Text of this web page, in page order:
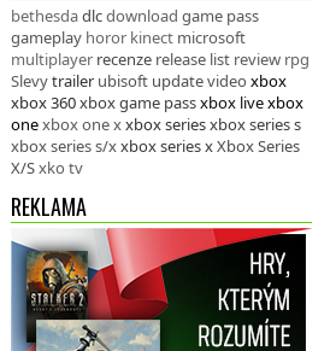
bethesdadlcdownload game pass
gameplay horor kinect microsoft
multiplayer recenze release list review rpg
Slevytrailer ubisoft updatevideo xbox
xbox 360xbox game passxbox livexbox
onexbox one xxbox seriesxbox series s
xbox series s/xxbox series xXbox Series
X/Sxko tv
REKLAMA